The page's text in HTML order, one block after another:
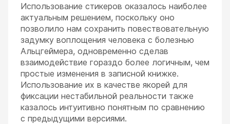
Использование стикеров оказалось наиболее
актуальным решением, поскольку оно
позволило нам сохранить повествовательную
задумку воплощения человека с болезнью
Альцгеймера, одновременно сделав
взаимодействие гораздо более логичным, чем
простые изменения в записной книжке.
Использование их в качестве якорей для
фиксации нестабильной реальности также
казалось интуитивно понятным по сравнению
с предыдущими версиями.